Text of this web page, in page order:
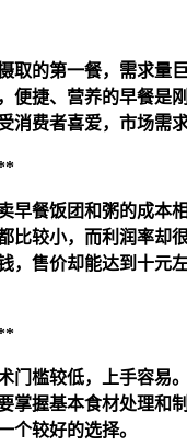
取的第一餐，需求量
便捷、营养的早餐是
消费者喜爱，市场需求
早餐饭团和粥的成本
比较小，而利润率却
，售价却能达到十元
门槛较低，上手容易
掌握基本食材处理和
个较好的选择。